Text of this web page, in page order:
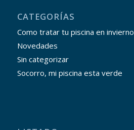
CATEGORÍAS
Como tratar tu piscina en invierno
Novedades
Sin categorizar
Socorro, mi piscina esta verde